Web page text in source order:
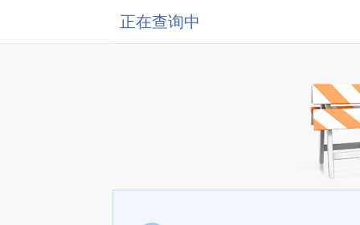
正在查询中